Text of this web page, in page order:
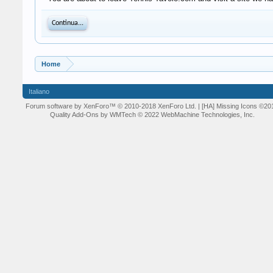
Continua...
Home
Italiano
Forum software by XenForo™ © 2010-2018 XenForo Ltd. | [HA] Missing Icons
Quality Add-Ons by WMTech © 2022 WebMachine Technologies, Inc.